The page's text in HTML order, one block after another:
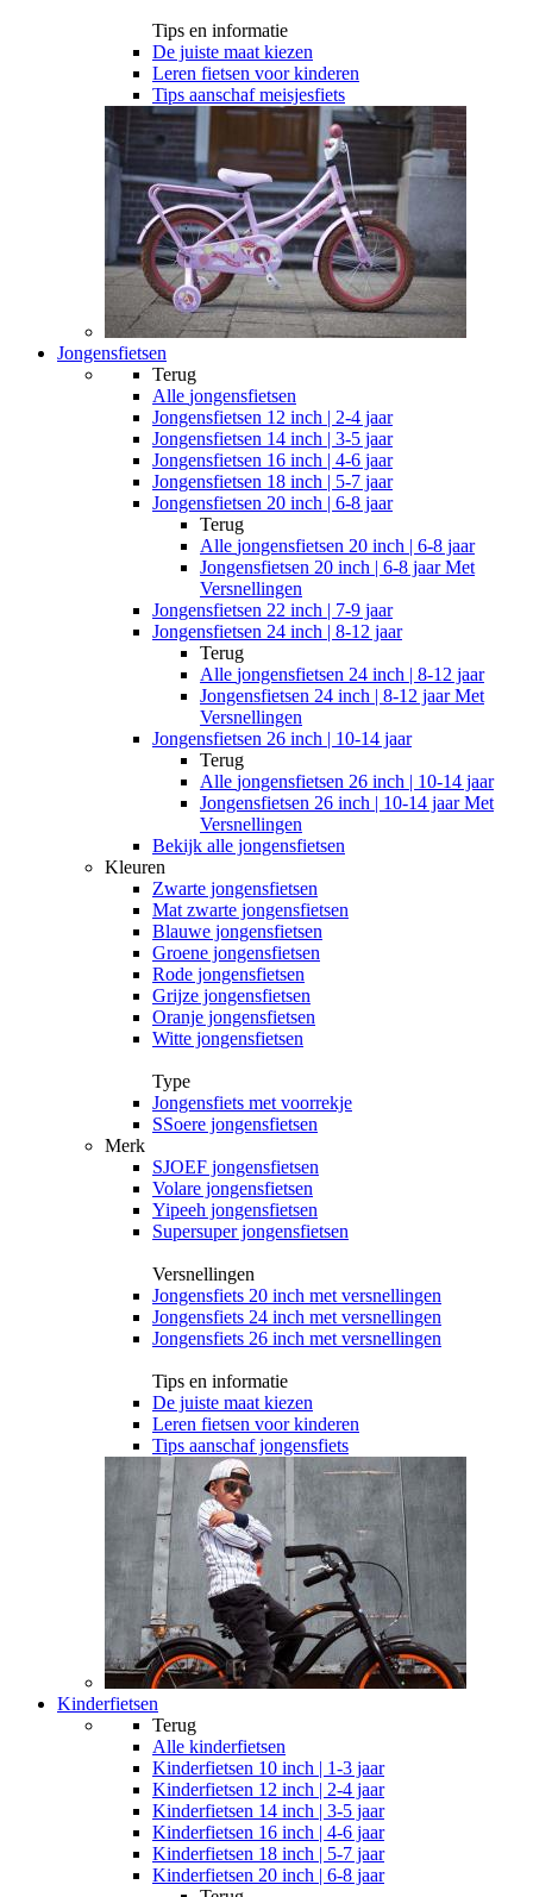
Tips en informatie
De juiste maat kiezen
Leren fietsen voor kinderen
Tips aanschaf meisjesfiets
Jongensfietsen
Terug
Alle jongensfietsen
Jongensfietsen 12 inch | 2-4 jaar
Jongensfietsen 14 inch | 3-5 jaar
Jongensfietsen 16 inch | 4-6 jaar
Jongensfietsen 18 inch | 5-7 jaar
Jongensfietsen 20 inch | 6-8 jaar
Terug
Alle jongensfietsen 20 inch | 6-8 jaar
Jongensfietsen 20 inch | 6-8 jaar Met
Versnellingen
Jongensfietsen 22 inch | 7-9 jaar
Jongensfietsen 24 inch | 8-12 jaar
Terug
Alle jongensfietsen 24 inch | 8-12 jaar
Jongensfietsen 24 inch | 8-12 jaar Met
Versnellingen
Jongensfietsen 26 inch | 10-14 jaar
Terug
Alle jongensfietsen 26 inch | 10-14 jaar
Jongensfietsen 26 inch | 10-14 jaar Met
Versnellingen
Bekijk alle jongensfietsen
Kleuren
Zwarte jongensfietsen
Mat zwarte jongensfietsen
Blauwe jongensfietsen
Groene jongensfietsen
Rode jongensfietsen
Grijze jongensfietsen
Oranje jongensfietsen
Witte jongensfietsen
Type
Jongensfiets met voorrekje
SSoere jongensfietsen
Merk
SJOEF jongensfietsen
Volare jongensfietsen
Yipeeh jongensfietsen
Supersuper jongensfietsen
Versnellingen
Jongensfiets 20 inch met versnellingen
Jongensfiets 24 inch met versnellingen
Jongensfiets 26 inch met versnellingen
Tips en informatie
De juiste maat kiezen
Leren fietsen voor kinderen
Tips aanschaf jongensfiets
Kinderfietsen
Terug
Alle kinderfietsen
Kinderfietsen 10 inch | 1-3 jaar
Kinderfietsen 12 inch | 2-4 jaar
Kinderfietsen 14 inch | 3-5 jaar
Kinderfietsen 16 inch | 4-6 jaar
Kinderfietsen 18 inch | 5-7 jaar
Kinderfietsen 20 inch | 6-8 jaar